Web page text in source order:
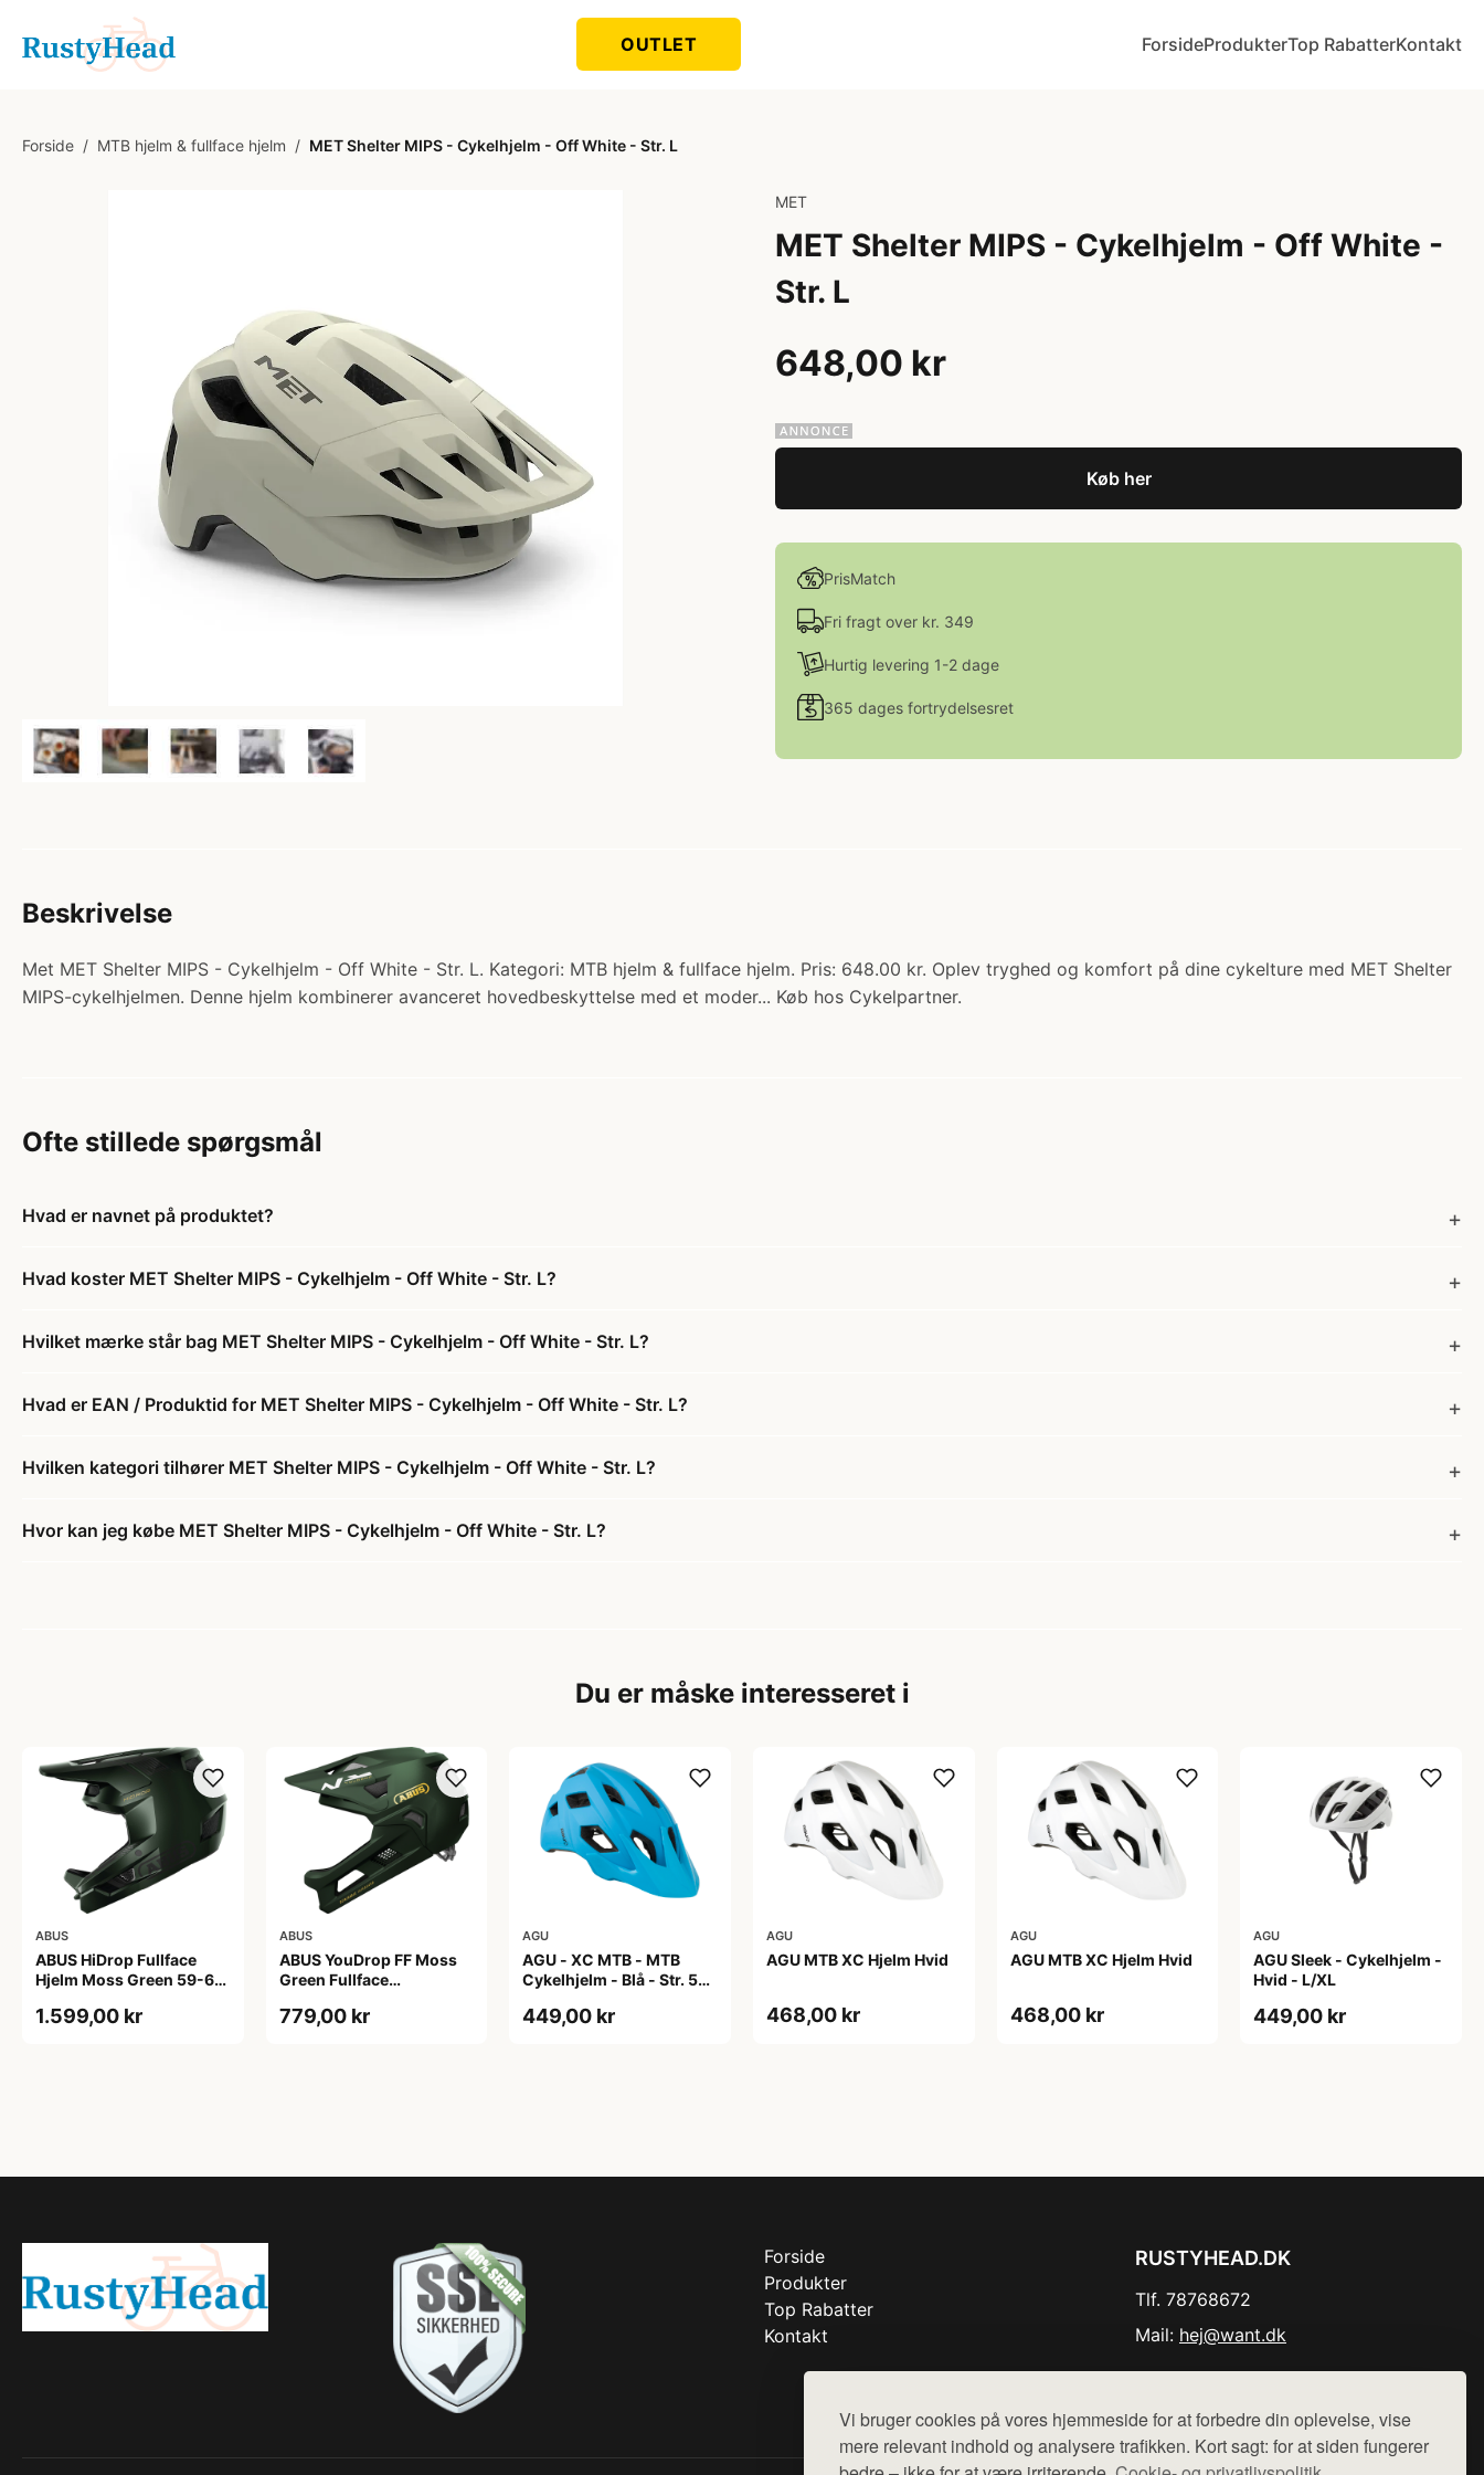
Vi bruger cookies på vores hjemmeside for at forbedre din oplevelse, vise
mere relevant indhold og analysere trafikken. Kort sagt: for at siden fungerer
OUTLET ForsideProdukterTop RabatterKontakt
Forside / MTB hjelm & fullface hjelm / MET Shelter MIPS - Cykelhjelm - Off White - Str. L
MET
MET Shelter MIPS - Cykelhjelm - Off White -
Str. L
648,00 kr
Køb her
PrisMatch
Fri fragt over kr. 349
Hurtig levering 1-2 dage
365 dages fortrydelsesret
Beskrivelse
Met MET Shelter MIPS - Cykelhjelm - Off White - Str. L. Kategori: MTB hjelm & fullface hjelm. Pris: 648.00 kr. Oplev tryghed og komfort på dine cykelture med MET Shelter
MIPS-cykelhjelmen. Denne hjelm kombinerer avanceret hovedbeskyttelse med et moder... Køb hos Cykelpartner.
Ofte stillede spørgsmål
Hvad er navnet på produktet?
Hvad koster MET Shelter MIPS - Cykelhjelm - Off White - Str. L?
Hvilket mærke står bag MET Shelter MIPS - Cykelhjelm - Off White - Str. L?
Hvad er EAN / Produktid for MET Shelter MIPS - Cykelhjelm - Off White - Str. L?
Hvilken kategori tilhører MET Shelter MIPS - Cykelhjelm - Off White - Str. L?
Hvor kan jeg købe MET Shelter MIPS - Cykelhjelm - Off White - Str. L?
Du er måske interesseret i
ABUS
ABUS HiDrop Fullface
Hjelm Moss Green 59-60
1.599,00 kr
ABUS
ABUS YouDrop FF Moss
Green Fullface
779,00 kr
AGU
AGU - XC MTB - MTB
Cykelhjelm - Blå - Str. 58-
449,00 kr
AGU
AGU MTB XC Hjelm Hvid
468,00 kr
AGU
AGU MTB XC Hjelm Hvid
468,00 kr
AGU
AGU Sleek - Cykelhjelm -
Hvid - L/XL
449,00 kr
Forside
Produkter
Top Rabatter
Kontakt
RUSTYHEAD.DK
Tlf. 78768672
Mail: hej@want.dk